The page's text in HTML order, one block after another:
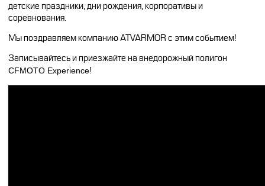
детские праздники, дни рождения, корпоративы и
соревнования.
Мы поздравляем компанию ATVARMOR c этим событием!
Записывайтесь и приезжайте на внедорожный полигон
CFMOTO Experience!